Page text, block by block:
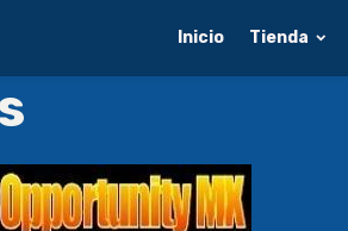
Inicio Tienda